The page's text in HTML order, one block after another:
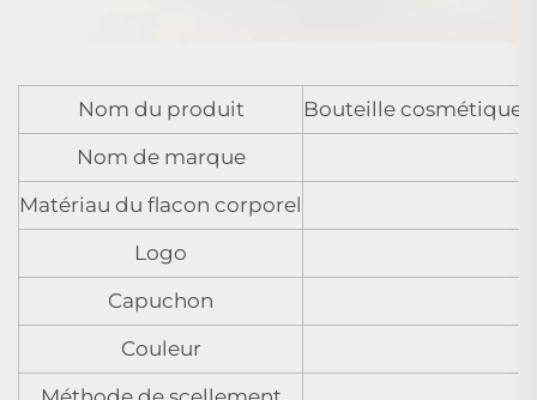
Nom du produit
Bouteille cosmétique
Nom de marque
Matériau du flacon corporel
Logo
Capuchon
Couleur